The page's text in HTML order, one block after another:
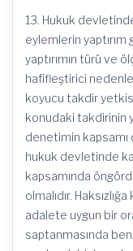
13. Hukuk
eylemlerin
yaptırımın türü ve
hafifleştirici
koyucu takdir
konudaki takdirinin
denetimin kapsamı
hukuk devletinde
kapsamında
olmalıdır.
adalete uygun bir
saptanmasında